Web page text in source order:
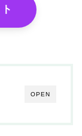
OPEN